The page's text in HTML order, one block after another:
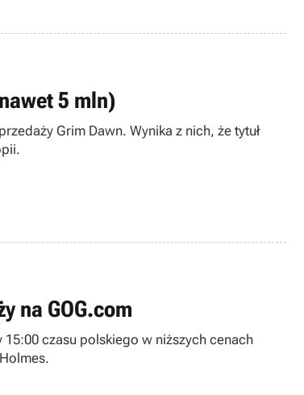
5 mln)
Grim Dawn. Wynika z nich, że tytuł
na GOG.com
czasu polskiego w niższych cenach